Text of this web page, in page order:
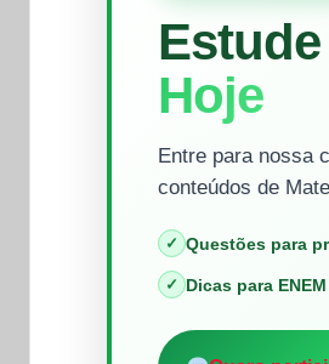
Hoje
Entre para nossa
conteúdos de
✓ Questões para
✓ Dicas para